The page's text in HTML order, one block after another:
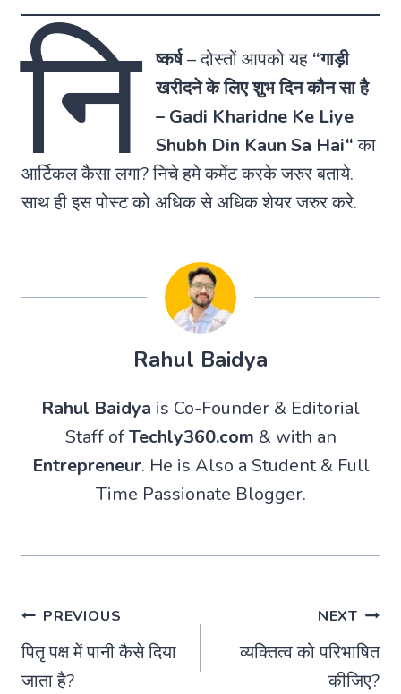
नि ष्कर्ष–दोस्तों आपको यह“गाड़ी
खरीदने के लिए शुभ दिन कौन सा है
– Gadi Kharidne Ke Liye
Shubh Din Kaun Sa Hai“का
आर्टिकल कैसा लगा? निचे हमे कमेंट करके जरुर बताये.
साथ ही इस पोस्ट को अधिक से अधिक शेयर जरुर करे.
Rahul Baidya
Rahul Baidya is Co-Founder & Editorial
Staff ofTechly360.com & with an
Entrepreneur. He is Also a Student & Full
Time Passionate Blogger.
Post
navigation
PREVIOUS
पितृ पक्ष में पानी कैसे दिया
जाता है?
NEXT
व्यक्तित्व को परिभाषित
कीजिए?